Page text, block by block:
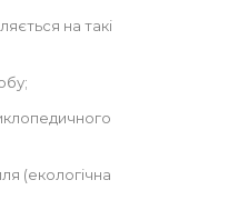
на такі
(екологічна